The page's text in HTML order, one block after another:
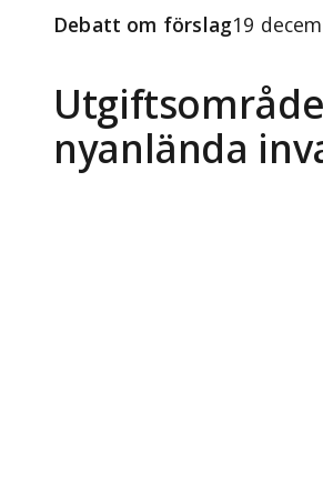
nyanlända
Debatt om förslag19